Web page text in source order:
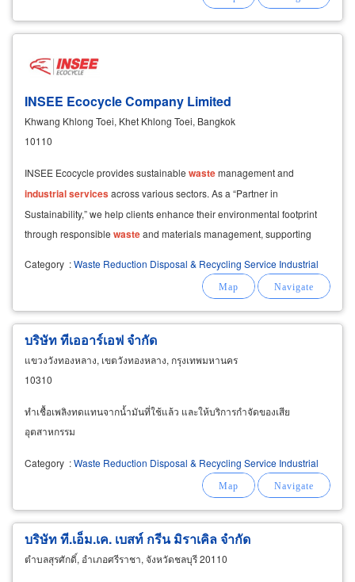
INSEE Ecocycle Company Limited
Khwang Khlong Toei, Khet Khlong Toei, Bangkok
10110
INSEE Ecocycle provides sustainable wastemanagement and
industrialservicesacross various sectors. As a “Partner in
Sustainability,” we help clients enhance their environmental footprint
through responsible wasteand materials management, supporting
Category :Waste Reduction Disposal & Recycling Service Industrial
บริษัท ทีเออาร์เอฟ จำกัด
แขวงวังทองหลาง, เขตวังทองหลาง, กรุงเทพมหานคร
10310
ทำเชื้อเพลิงทดแทนจากน้ำมันที่ใช้แล้ว และให้บริการกำจัดของเสีย
อุตสาหกรรม
Category :Waste Reduction Disposal & Recycling Service Industrial
บริษัท ที.เอ็ม.เค. เบสท์ กรีน มิราเคิล จำกัด
ตำบลสุรศักดิ์, อำเภอศรีราชา, จังหวัดชลบุรี 20110